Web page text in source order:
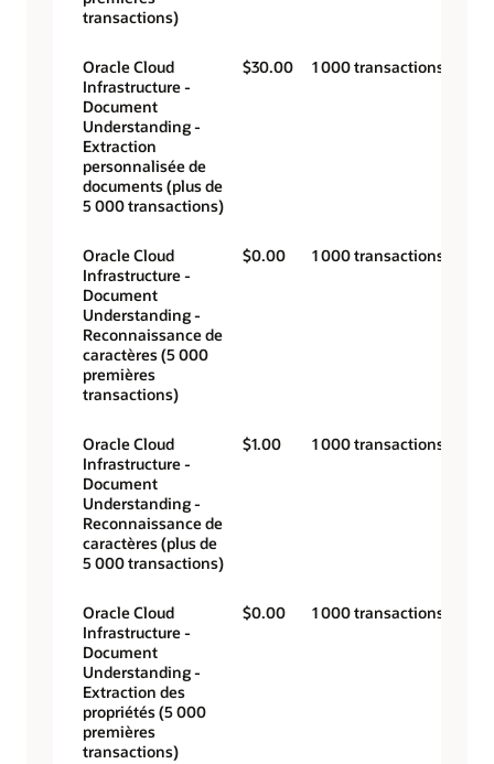
transactions)
Oracle Cloud
Infrastructure -
Document
Understanding -
Extraction
personnalisée de
documents (plus de
5 000 transactions)
$30.00 1 000 transactions
Oracle Cloud
Infrastructure -
Document
Understanding -
Reconnaissance de
caractères (5 000
premières
transactions)
$0.00 1 000 transactions
Oracle Cloud
Infrastructure -
Document
Understanding -
Reconnaissance de
caractères (plus de
5 000 transactions)
$1.00 1 000 transactions
Oracle Cloud
Infrastructure -
Document
Understanding -
Extraction des
propriétés (5 000
premières
transactions)
$0.00 1 000 transactions